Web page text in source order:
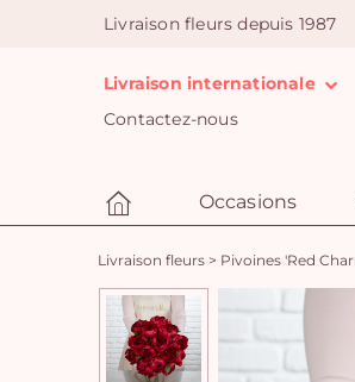
Livraison fleurs depuis 1987
Livraison internationale
Contactez-nous
Occasions
Livraison fleurs > Pivoines 'Red